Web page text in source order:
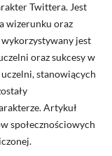
Twittera. Jest
wizerunku oraz
jest
oraz sukcesy w
stanowiących
Artykuł
społecznościowych